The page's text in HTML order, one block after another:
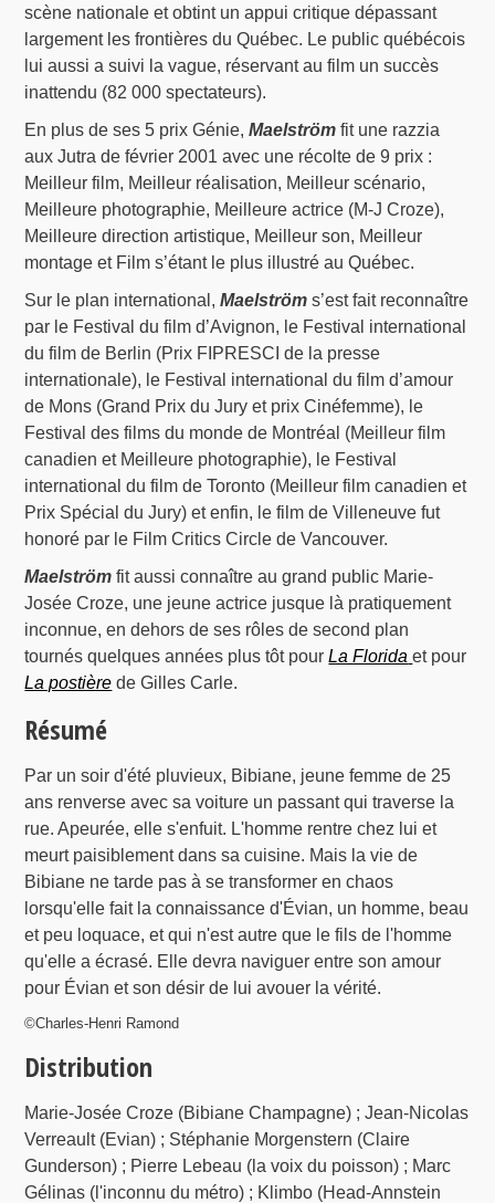
scène nationale et obtint un appui critique dépassant
largement les frontières du Québec. Le public québécois
lui aussi a suivi la vague, réservant au film un succès
inattendu (82 000 spectateurs).
En plus de ses 5 prix Génie,Maelström fit une razzia
aux Jutra de février 2001 avec une récolte de 9 prix :
Meilleur film, Meilleur réalisation, Meilleur scénario,
Meilleure photographie, Meilleure actrice (M-J Croze),
Meilleure direction artistique, Meilleur son, Meilleur
montage et Film s’étant le plus illustré au Québec.
Sur le plan international,Maelström s’est fait reconnaître
par le Festival du film d’Avignon, le Festival international
du film de Berlin (Prix FIPRESCI de la presse
internationale), le Festival international du film d’amour
de Mons (Grand Prix du Jury et prix Cinéfemme), le
Festival des films du monde de Montréal (Meilleur film
canadien et Meilleure photographie), le Festival
international du film de Toronto (Meilleur film canadien et
Prix Spécial du Jury) et enfin, le film de Villeneuve fut
honoré par le Film Critics Circle de Vancouver.
Maelström fit aussi connaître au grand public Marie-
Josée Croze, une jeune actrice jusque là pratiquement
inconnue, en dehors de ses rôles de second plan
tournés quelques années plus tôt pourLa Florida et pour
La postière de Gilles Carle.
Résumé
Par un soir d'été pluvieux, Bibiane, jeune femme de 25
ans renverse avec sa voiture un passant qui traverse la
rue. Apeurée, elle s'enfuit. L'homme rentre chez lui et
meurt paisiblement dans sa cuisine. Mais la vie de
Bibiane ne tarde pas à se transformer en chaos
lorsqu'elle fait la connaissance d'Évian, un homme, beau
et peu loquace, et qui n'est autre que le fils de l'homme
qu'elle a écrasé. Elle devra naviguer entre son amour
pour Évian et son désir de lui avouer la vérité.
©Charles-Henri Ramond
Distribution
Marie-Josée Croze (Bibiane Champagne) ; Jean-Nicolas
Verreault (Evian) ; Stéphanie Morgenstern (Claire
Gunderson) ; Pierre Lebeau (la voix du poisson) ; Marc
Gélinas (l'inconnu du métro) ; Klimbo (Head-Annstein